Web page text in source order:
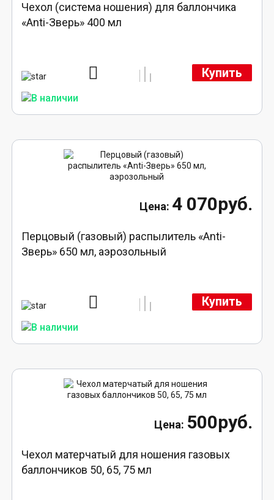
Чехол (система ношения) для баллончика
«Anti-Зверь» 400 мл
Купить
4 070руб.
Перцовый (газовый) распылитель «Anti-
Зверь» 650 мл, аэрозольный
Купить
500руб.
Чехол матерчатый для ношения газовых
баллончиков 50, 65, 75 мл